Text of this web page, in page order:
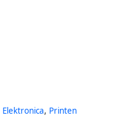
Elektronica, Printen